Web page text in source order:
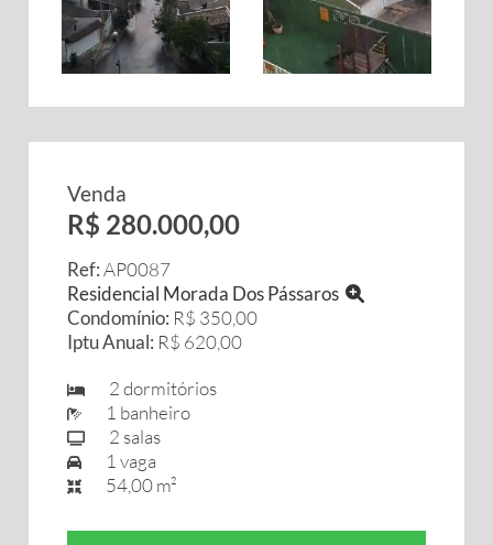
Venda
R$ 280.000,00
Ref:AP0087
Residencial Morada Dos Pássaros
Condomínio: R$ 350,00
Iptu Anual: R$ 620,00
2 dormitórios
1 banheiro
2 salas
1 vaga
54,00 m²